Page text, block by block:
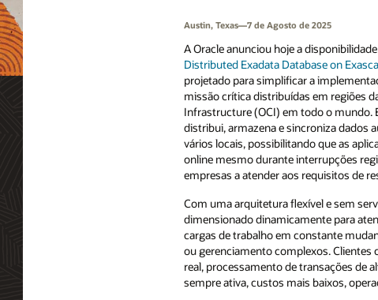
Austin, Texas—7 de Agosto de 2025
A Oracle anunciou hoje a
Distributed Exadata Database on
projetado para simplificar a
missão crítica distribuídas em regiões
Infrastructure (OCI) em todo o mundo.
distribui, armazena e sincroniza dados
vários locais, possibilitando que as
online mesmo durante interrupções
empresas a atender aos requisitos de
Com uma arquitetura flexível e sem
dimensionado dinamicamente para
cargas de trabalho em constante
ou gerenciamento complexos. Clientes
real, processamento de transações de
sempre ativa, custos mais baixos,